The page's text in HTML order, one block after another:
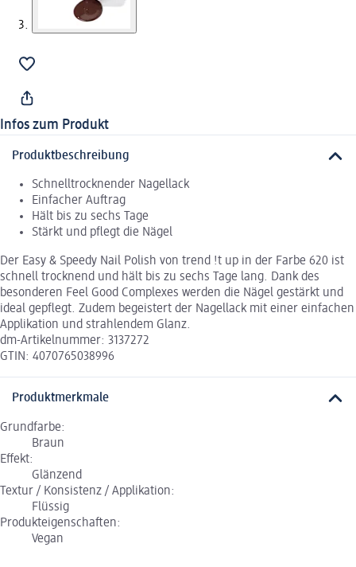
Infos zum Produkt
Produktbeschreibung
Schnelltrocknender Nagellack
Einfacher Auftrag
Hält bis zu sechs Tage
Stärkt und pflegt die Nägel
Der Easy & Speedy Nail Polish von trend !t up in der Farbe 620 ist
schnell trocknend und hält bis zu sechs Tage lang. Dank des
besonderen Feel Good Complexes werden die Nägel gestärkt und
ideal gepflegt. Zudem begeistert der Nagellack mit einer einfachen
Applikation und strahlendem Glanz.
dm-Artikelnummer: 3137272
GTIN: 4070765038996
Produktmerkmale
Grundfarbe:
Braun
Effekt:
Glänzend
Textur / Konsistenz / Applikation:
Flüssig
Produkteigenschaften:
Vegan